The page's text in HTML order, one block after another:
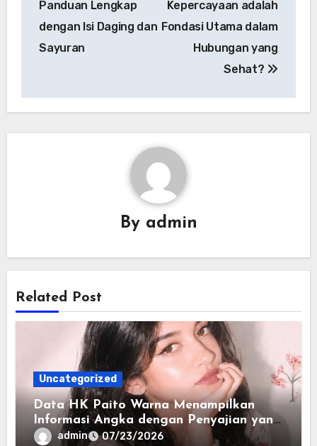
Panduan Lengkap
dengan Isi Daging dan
Sayuran
Kepercayaan adalah
Fondasi Utama dalam
Hubungan yang
Sehat?
By admin
Related Post
Uncategorized
Data HK Paito Warna Menampilkan
Informasi Angka dengan Penyajian yang
Lebih Rapi dan Informatif
admin 07/23/2026